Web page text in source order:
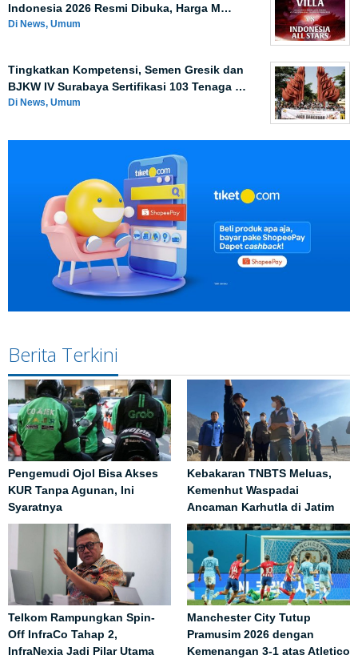
Indonesia 2026 Resmi Dibuka, Harga M…
Di News, Umum
Tingkatkan Kompetensi, Semen Gresik dan
BJKW IV Surabaya Sertifikasi 103 Tenaga …
Di News, Umum
Berita Terkini
Pengemudi Ojol Bisa Akses
KUR Tanpa Agunan, Ini
Syaratnya
Kebakaran TNBTS Meluas,
Kemenhut Waspadai
Ancaman Karhutla di Jatim
Telkom Rampungkan Spin-
Off InfraCo Tahap 2,
InfraNexia Jadi Pilar Utama
Manchester City Tutup
Pramusim 2026 dengan
Kemenangan 3-1 atas Atletico